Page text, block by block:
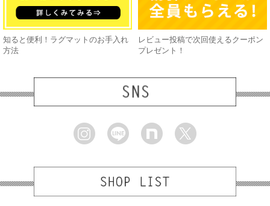
知ると便利！ラグマットのお手入れ
方法
レビュー投稿で次回使えるクーポン
プレゼント！